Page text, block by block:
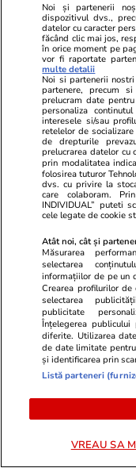
să-și cumpere
în Grecia
Lifestyle
Ploaia de meteori
Aquaride 2026:
vedea cel mai bine
De ce miroase
pornești
Noi și partenerii
dispozitivul dvs.,
datelor cu caracter
făcând clic mai jos,
în orice moment pe
vor fi raportate
multe detalii
Noi si partenerii
partenere, precum
prelucram date
personaliza
interesele si/sau
retelelor de
de drepturile
prelucrarea datelor cu
prin modalitatea
folosirea tuturor
dvs. cu privire la
care colaboram.
INDIVIDUAL” puteti
cele legate de cookie
Atât noi, cât și
Măsurarea
selectarea
informațiilor de pe un
Crearea profilurilor
selectarea
publicitate
Înțelegerea
diferite. Utilizarea
de date limitate
și identificarea prin
Listă parteneri
VREAU SA